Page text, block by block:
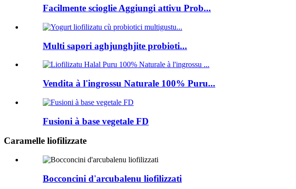
Facilmente scioglie Aggiungi attivu Prob...
Multi sapori aghjunghjite probioti...
Vendita à l'ingrossu Naturale 100% Puru...
Fusioni à base vegetale FD
Caramelle liofilizzate
Bocconcini d'arcubalenu liofilizzati